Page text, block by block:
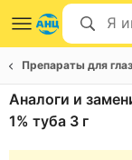
Препараты для глаз
Аналоги и
1% туба 3 г